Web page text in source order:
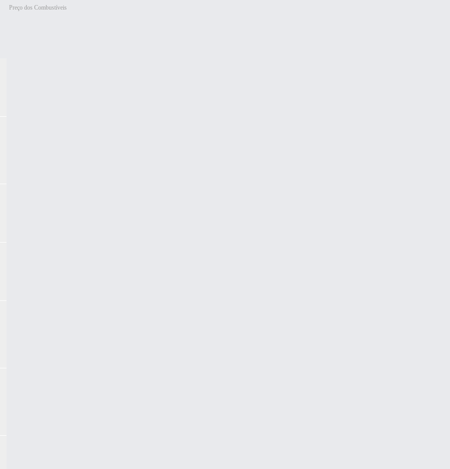
Preço dos Combustíveis